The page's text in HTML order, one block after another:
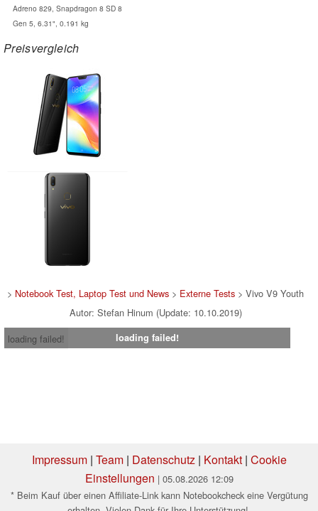
Adreno 829, Snapdragon 8 SD 8
Gen 5, 6.31", 0.191 kg
Preisvergleich
> Notebook Test, Laptop Test und News > Externe Tests > Vivo V9 Youth
Autor: Stefan Hinum (Update: 10.10.2019)
loading failed!
loading failed!
Impressum| Team| Datenschutz | Kontakt| Cookie
Einstellungen | 05.08.2026 12:09
* Beim Kauf über einen Affiliate-Link kann Notebookcheck eine Vergütung